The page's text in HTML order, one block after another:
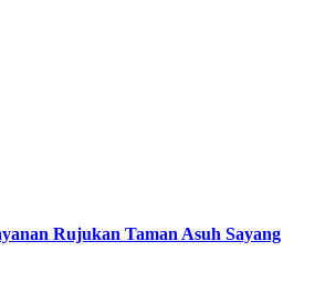
Rujukan Taman Asuh Sayang